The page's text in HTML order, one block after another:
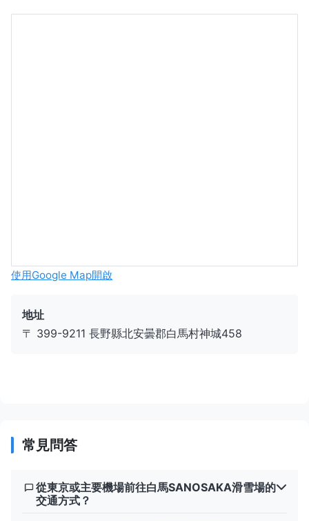
使用Google Map開啟
地址
〒 399-9211 長野縣北安曇郡⽩⾺村神城458
常見問答
從東京或主要機場前往白馬SANOSAKA滑雪場的
交通方式？